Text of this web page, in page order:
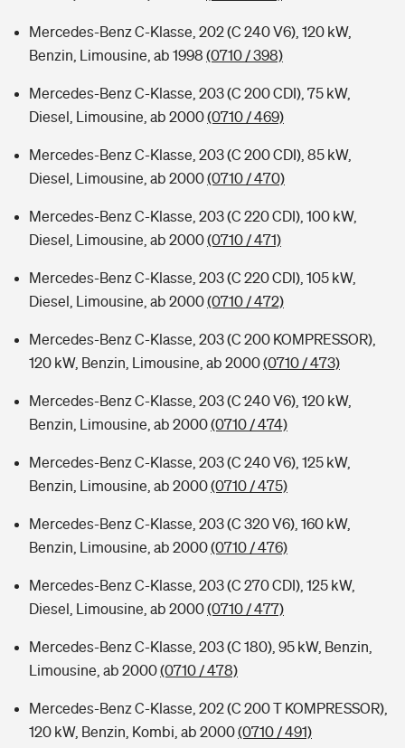
Mercedes-Benz C-Klasse, 202 (C 240 V6), 120 kW,
Benzin, Limousine, ab 1998 (0710 / 398)
Mercedes-Benz C-Klasse, 203 (C 200 CDI), 75 kW,
Diesel, Limousine, ab 2000(0710 / 469)
Mercedes-Benz C-Klasse, 203 (C 200 CDI), 85 kW,
Diesel, Limousine, ab 2000(0710 / 470)
Mercedes-Benz C-Klasse, 203 (C 220 CDI), 100 kW,
Diesel, Limousine, ab 2000(0710 / 471)
Mercedes-Benz C-Klasse, 203 (C 220 CDI), 105 kW,
Diesel, Limousine, ab 2000(0710 / 472)
Mercedes-Benz C-Klasse, 203 (C 200 KOMPRESSOR),
120 kW, Benzin, Limousine, ab 2000(0710 / 473)
Mercedes-Benz C-Klasse, 203 (C 240 V6), 120 kW,
Benzin, Limousine, ab 2000(0710 / 474)
Mercedes-Benz C-Klasse, 203 (C 240 V6), 125 kW,
Benzin, Limousine, ab 2000(0710 / 475)
Mercedes-Benz C-Klasse, 203 (C 320 V6), 160 kW,
Benzin, Limousine, ab 2000(0710 / 476)
Mercedes-Benz C-Klasse, 203 (C 270 CDI), 125 kW,
Diesel, Limousine, ab 2000(0710 / 477)
Mercedes-Benz C-Klasse, 203 (C 180), 95 kW, Benzin,
Limousine, ab 2000(0710 / 478)
Mercedes-Benz C-Klasse, 202 (C 200 T KOMPRESSOR),
120 kW, Benzin, Kombi, ab 2000(0710 / 491)